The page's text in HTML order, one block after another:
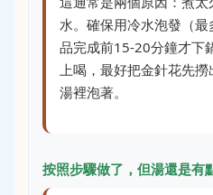
水。確保用冷水泡發（
品完成前15-20分鐘才下
上喝，最好把金針花先
湯裡泡著。
按照步驟做了，但湯還是有